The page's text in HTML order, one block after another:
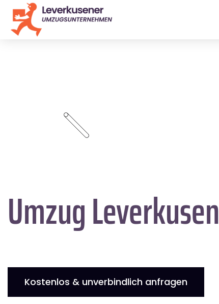
Umzug Leverkusen
Kostenlos & unverbindlich anfragen